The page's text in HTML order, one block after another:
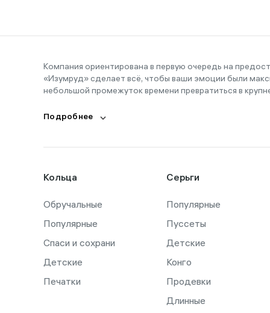
Компания ориентирована в первую очередь на
«Изумруд» сделает всё, чтобы ваши эмоции были
небольшой промежуток времени превратиться в
Подробнее
Кольца
Обручальные
Популярные
Спаси и сохрани
Детские
Печатки
Серьги
Популярные
Пуссеты
Детские
Конго
Продевки
Длинные